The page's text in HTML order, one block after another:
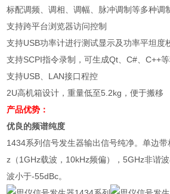
标配调频、调相、调幅、脉冲调制等多种调
支持跨平台浏览器访问控制
支持USB功率计进行测试显示及功率平坦度
支持SCPI指令录制，可生成Qt、C#、C++
支持USB、LAN接口程控
2U高机箱设计，重量低至5.2kg，便于搬移
产品优势：
优良的频谱纯度
1434系列信号发生器输出信号纯净。单边
z（1GHz载波，10kHz频偏），5GHz非谐
波小于-55dBc。